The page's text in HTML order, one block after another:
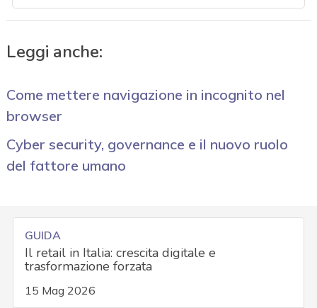
Leggi anche:
Come mettere navigazione in incognito nel
browser
Cyber security, governance e il nuovo ruolo
del fattore umano
GUIDA
Il retail in Italia: crescita digitale e
trasformazione forzata
15 Mag 2026